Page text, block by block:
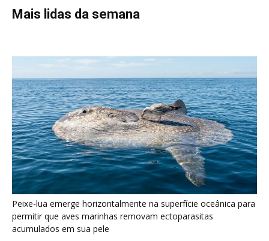
Peixe-lua emerge horizontalmente na superfície oceânica para
permitir que aves marinhas removam ectoparasitas
Seriema utiliza pernas longas e arremessa serpentes contra
rochas para subjugar presas peçonhentas nos campos